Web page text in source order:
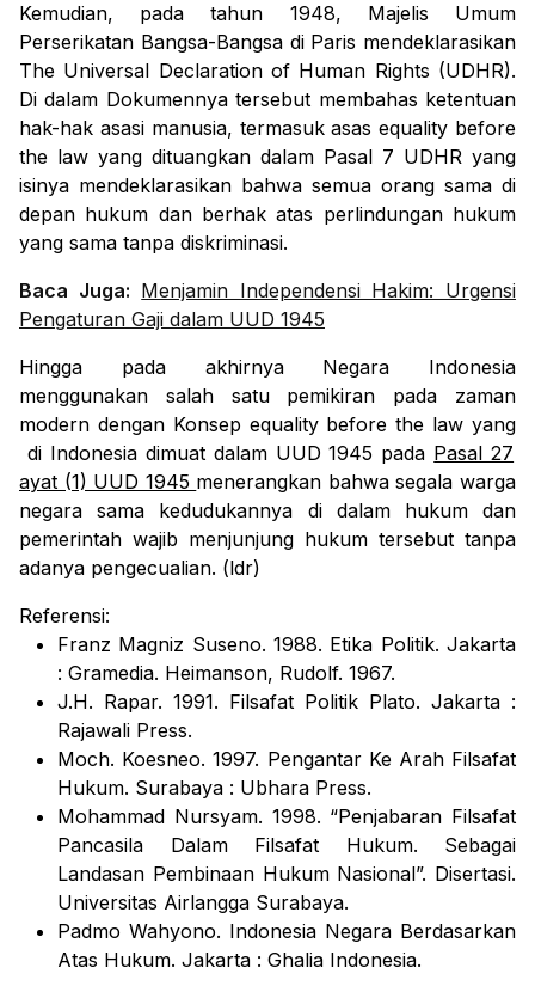
Kemudian, pada tahun 1948, Majelis Umum
Perserikatan Bangsa-Bangsa di Paris mendeklarasikan
The Universal Declaration of Human Rights (UDHR).
Di dalam Dokumennya tersebut membahas ketentuan
hak-hak asasi manusia, termasuk asasequality before
the law yang dituangkan dalam Pasal 7 UDHR yang
isinya mendeklarasikan bahwa semua orang sama di
depan hukum dan berhak atas perlindungan hukum
yang sama tanpa diskriminasi.
Baca Juga: Menjamin Independensi Hakim: Urgensi
Pengaturan Gaji dalam UUD 1945
Hingga pada akhirnya Negara Indonesia
menggunakan salah satu pemikiran pada zaman
modern dengan Konsep equality before the lawyang
di Indonesia dimuat dalam UUD 1945 pada Pasal 27
ayat (1) UUD 1945 menerangkan bahwa segala warga
negara sama kedudukannya di dalam hukum dan
pemerintah wajib menjunjung hukum tersebut tanpa
adanya pengecualian. (ldr)
Referensi:
Franz Magniz Suseno. 1988. Etika Politik. Jakarta
: Gramedia. Heimanson, Rudolf. 1967.
J.H. Rapar. 1991. Filsafat Politik Plato. Jakarta :
Rajawali Press.
Moch. Koesneo. 1997. Pengantar Ke Arah Filsafat
Hukum. Surabaya : Ubhara Press.
Mohammad Nursyam. 1998. “Penjabaran Filsafat
Pancasila Dalam Filsafat Hukum. Sebagai
Landasan Pembinaan Hukum Nasional”. Disertasi.
Universitas Airlangga Surabaya.
Padmo Wahyono. Indonesia Negara Berdasarkan
Atas Hukum. Jakarta : Ghalia Indonesia.